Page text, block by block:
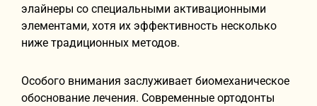
элайнеры со специальными активационными
элементами, хотя их эффективность несколько
ниже традиционных методов.
Особого внимания заслуживает биомеханическое
обоснование лечения. Современные ортодонты